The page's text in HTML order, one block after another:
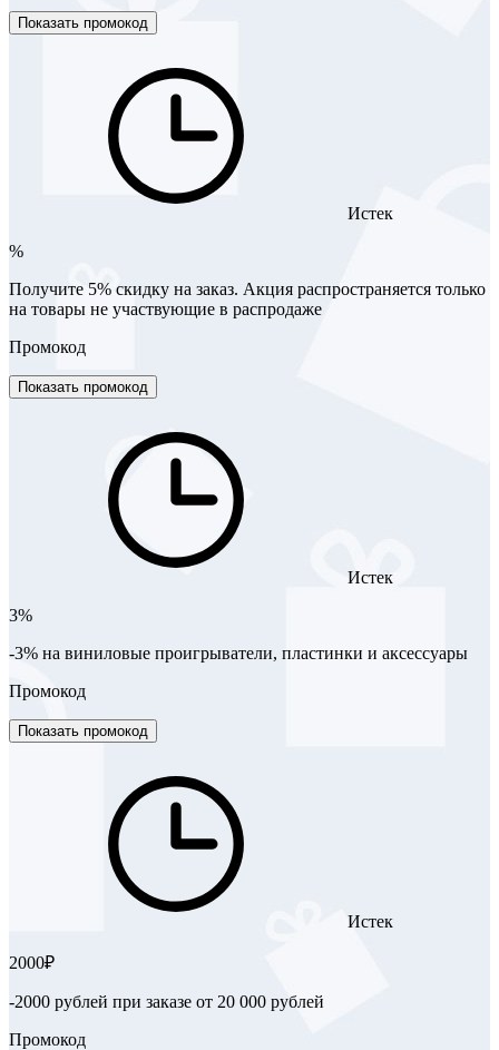
Показать промокод
Истек
%
Получите 5% скидку на заказ. Акция распространяется только
на товары не участвующие в распродаже
Промокод
Показать промокод
Истек
3%
-3% на виниловые проигрыватели, пластинки и аксессуары
Промокод
Показать промокод
Истек
2000₽
-2000 рублей при заказе от 20 000 рублей
Промокод